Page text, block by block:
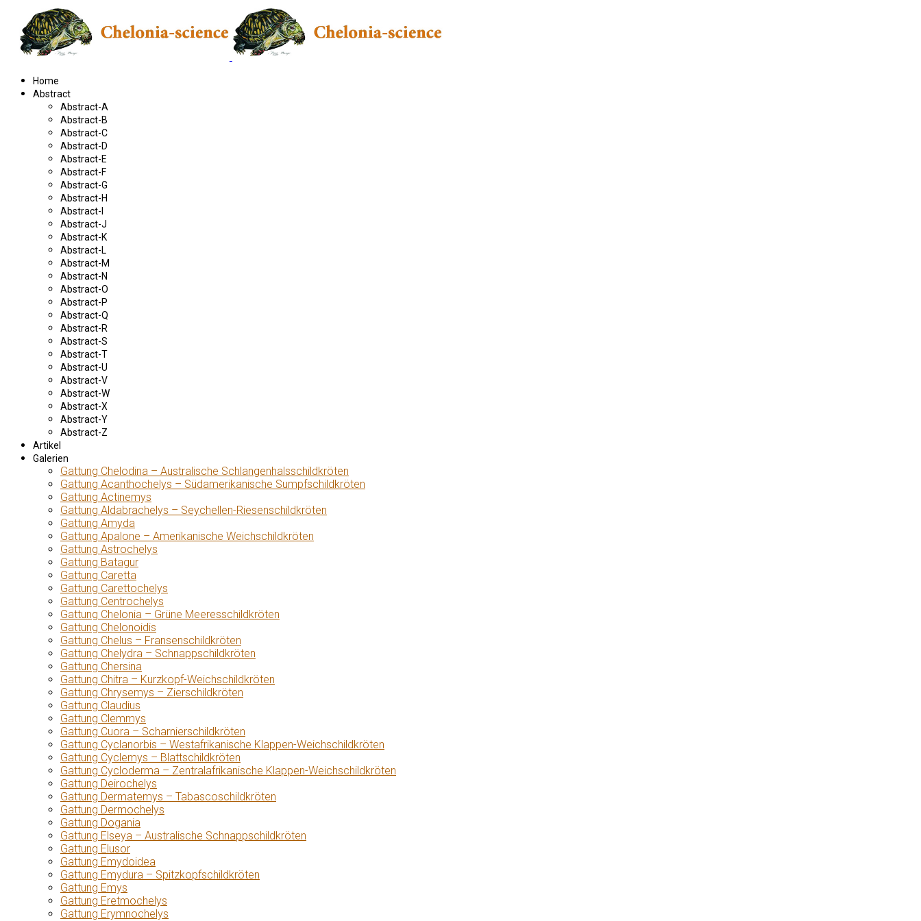
Home
Abstract
Abstract-A
Abstract-B
Abstract-C
Abstract-D
Abstract-E
Abstract-F
Abstract-G
Abstract-H
Abstract-I
Abstract-J
Abstract-K
Abstract-L
Abstract-M
Abstract-N
Abstract-O
Abstract-P
Abstract-Q
Abstract-R
Abstract-S
Abstract-T
Abstract-U
Abstract-V
Abstract-W
Abstract-X
Abstract-Y
Abstract-Z
Artikel
Galerien
Gattung Chelodina – Australische Schlangenhalsschildkröten
Gattung Acanthochelys – Südamerikanische Sumpfschildkröten
Gattung Actinemys
Gattung Aldabrachelys – Seychellen-Riesenschildkröten
Gattung Amyda
Gattung Apalone – Amerikanische Weichschildkröten
Gattung Astrochelys
Gattung Batagur
Gattung Caretta
Gattung Carettochelys
Gattung Centrochelys
Gattung Chelonia – Grüne Meeresschildkröten
Gattung Chelonoidis
Gattung Chelus – Fransenschildkröten
Gattung Chelydra – Schnappschildkröten
Gattung Chersina
Gattung Chitra – Kurzkopf-Weichschildkröten
Gattung Chrysemys – Zierschildkröten
Gattung Claudius
Gattung Clemmys
Gattung Cuora – Scharnierschildkröten
Gattung Cyclanorbis – Westafrikanische Klappen-Weichschildkröten
Gattung Cyclemys – Blattschildkröten
Gattung Cycloderma – Zentralafrikanische Klappen-Weichschildkröten
Gattung Deirochelys
Gattung Dermatemys – Tabascoschildkröten
Gattung Dermochelys
Gattung Dogania
Gattung Elseya – Australische Schnappschildkröten
Gattung Elusor
Gattung Emydoidea
Gattung Emydura – Spitzkopfschildkröten
Gattung Emys
Gattung Eretmochelys
Gattung Erymnochelys